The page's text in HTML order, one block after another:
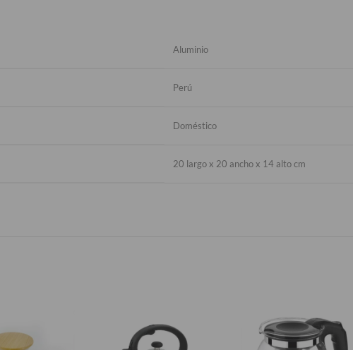
Aluminio
Perú
Doméstico
20 largo x 20 ancho x 14 alto cm